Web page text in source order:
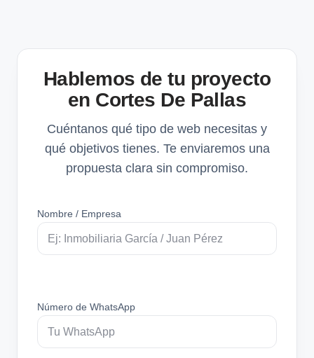
Hablemos de tu proyecto
en Cortes De Pallas
Cuéntanos qué tipo de web necesitas y
qué objetivos tienes. Te enviaremos una
propuesta clara sin compromiso.
Nombre / Empresa
Número de WhatsApp